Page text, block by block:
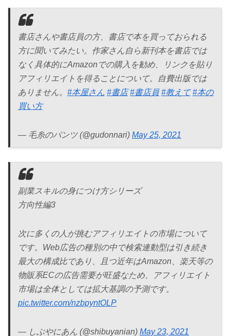
書店さんや書店員の方、書店で本を買っておられる
方に聞いてみたい。作家さん自ら新刊本を書店では
なく具体的にAmazonでの購入を勧め、リンクを貼り
アフィリエイトを得ることについて。自費出版では
ありません。 #本屋さん #書店 #書店員 #教えて #本の
買い方
— 毛糸のパンツ (@gudonnari) May 25, 2021
副業スキルの身につけ方シリーズ
方向性編3
次に多くの人が挑むアフィリエイトの市場について
です。Web広告の種別の中で検索連動型は引き続き
最大の構成比であり、且つ近年はAmazon、楽天等の
物販系ECの広告需要が旺盛なため、アフィリエイト
市場は全体としては拡大基調の予測です。
pic.twitter.com/nzbpyntOLP
— しぶやにあん (@shibuyanian) May 23, 2021